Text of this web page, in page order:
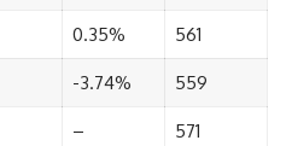
0.35% 561
-3.74% 559
– 571